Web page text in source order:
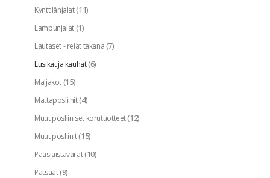
Kynttilänjalat(11)
Lampunjalat(1)
Lautaset - reiät takana(7)
Lusikat ja kauhat(6)
Maljakot(15)
Mattaposliinit(4)
Muut posliiniset korutuotteet(12)
Muut posliinit(15)
Pääsiäistavarat(10)
Patsaat(9)